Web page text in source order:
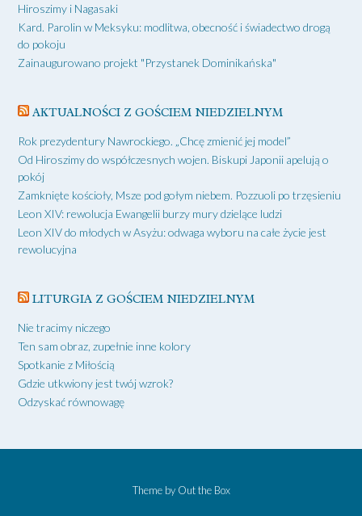
Hiroszimy i Nagasaki
Kard. Parolin w Meksyku: modlitwa, obecność i świadectwo drogą
do pokoju
Zainaugurowano projekt "Przystanek Dominikańska"
AKTUALNOŚCI Z GOŚCIEM NIEDZIELNYM
Rok prezydentury Nawrockiego. „Chcę zmienić jej model”
Od Hiroszimy do współczesnych wojen. Biskupi Japonii apelują o
pokój
Zamknięte kościoły, Msze pod gołym niebem. Pozzuoli po trzęsieniu
Leon XIV: rewolucja Ewangelii burzy mury dzielące ludzi
Leon XIV do młodych w Asyżu: odwaga wyboru na całe życie jest
rewolucyjna
LITURGIA Z GOŚCIEM NIEDZIELNYM
Nie tracimy niczego
Ten sam obraz, zupełnie inne kolory
Spotkanie z Miłością
Gdzie utkwiony jest twój wzrok?
Odzyskać równowagę
Theme by Out the Box